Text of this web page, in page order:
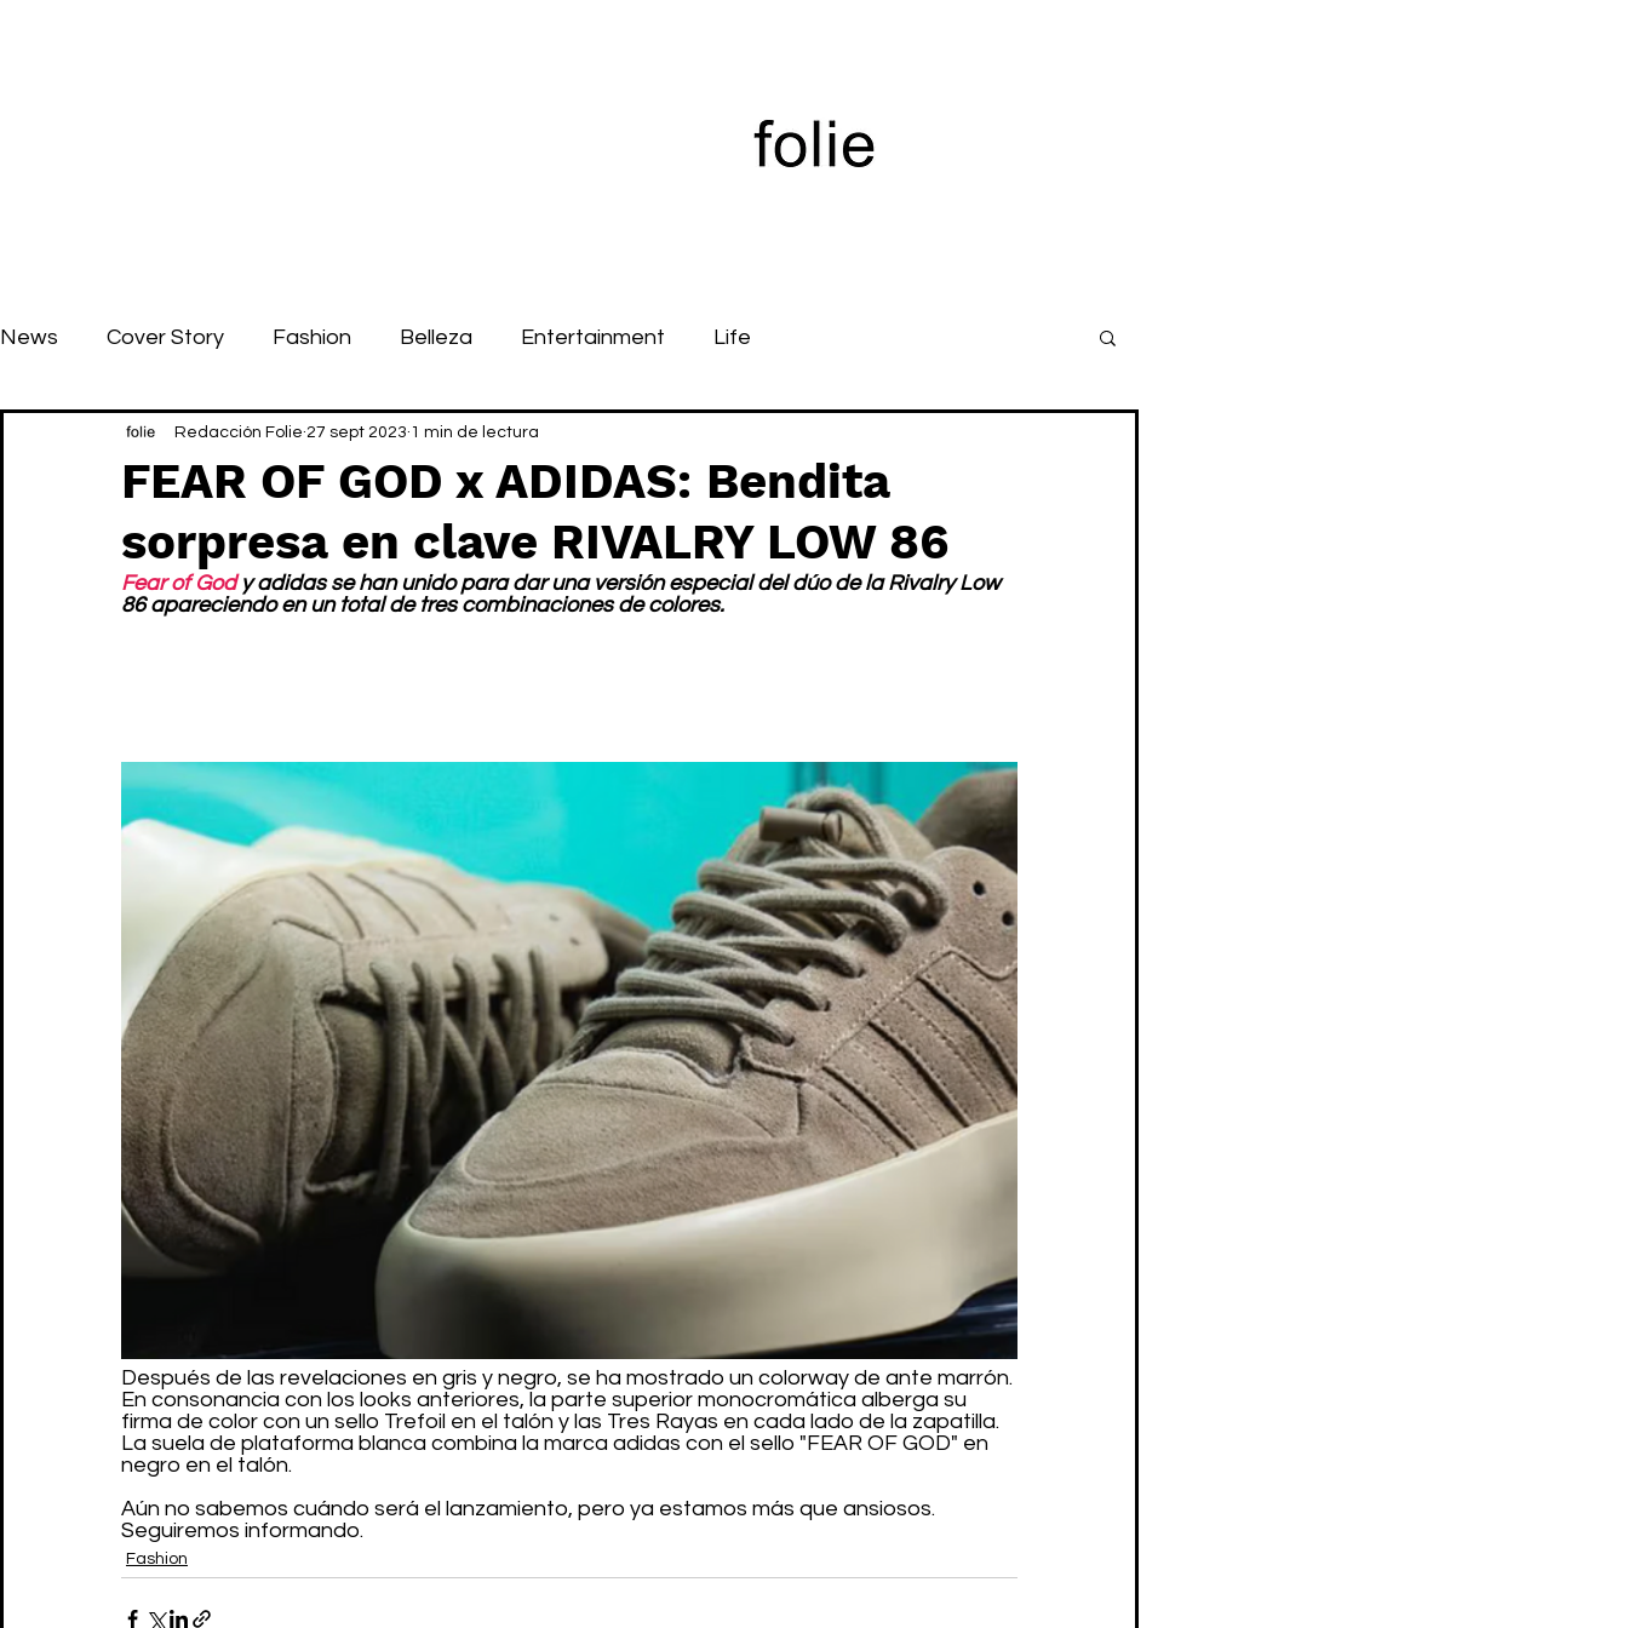
News Cover Story Fashion Belleza Entertainment Life
FEAR OF GOD x ADIDAS: Bendita
sorpresa en clave RIVALRY LOW 86
Redacción Folie 27 sept 2023 1 min de lectura
Fear of God y adidas se han unido para dar una versión especial del dúo de la Rivalry Low
86 apareciendo en un total de tres combinaciones de colores.
Después de las revelaciones en gris y negro, se ha mostrado un colorway de ante marrón.
En consonancia con los looks anteriores, la parte superior monocromática alberga su
firma de color con un sello Trefoil en el talón y las Tres Rayas en cada lado de la zapatilla.
La suela de plataforma blanca combina la marca adidas con el sello "FEAR OF GOD" en
negro en el talón.
Aún no sabemos cuándo será el lanzamiento, pero ya estamos más que ansiosos.
Seguiremos informando.
Fashion